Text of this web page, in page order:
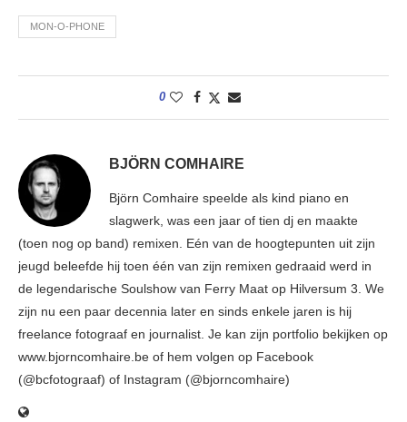
MON-O-PHONE
0
BJÖRN COMHAIRE
Björn Comhaire speelde als kind piano en
slagwerk, was een jaar of tien dj en maakte
(toen nog op band) remixen. Eén van de hoogtepunten uit zijn
jeugd beleefde hij toen één van zijn remixen gedraaid werd in
de legendarische Soulshow van Ferry Maat op Hilversum 3. We
zijn nu een paar decennia later en sinds enkele jaren is hij
freelance fotograaf en journalist. Je kan zijn portfolio bekijken op
www.bjorncomhaire.be of hem volgen op Facebook
(@bcfotograaf) of Instagram (@bjorncomhaire)